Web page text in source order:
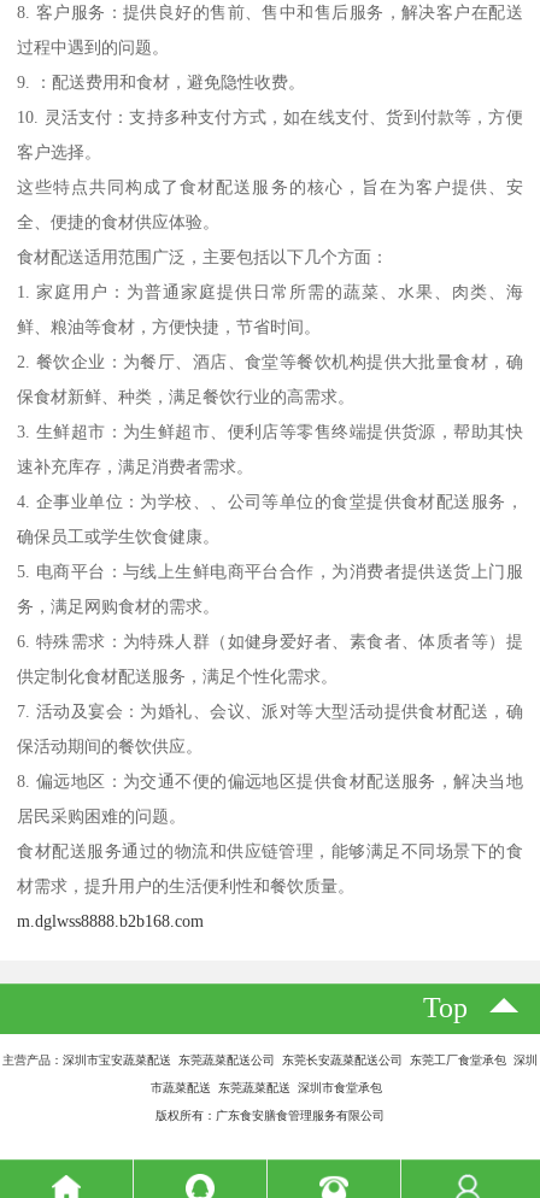
8. 客户服务：提供良好的售前、售中和售后服务，解决客户在配送
过程中遇到的问题。
9. ：配送费用和食材，避免隐性收费。
10. 灵活支付：支持多种支付方式，如在线支付、货到付款等，方便
客户选择。
这些特点共同构成了食材配送服务的核心，旨在为客户提供、安
全、便捷的食材供应体验。
食材配送适用范围广泛，主要包括以下几个方面：
1. 家庭用户：为普通家庭提供日常所需的蔬菜、水果、肉类、海
鲜、粮油等食材，方便快捷，节省时间。
2. 餐饮企业：为餐厅、酒店、食堂等餐饮机构提供大批量食材，确
保食材新鲜、种类，满足餐饮行业的高需求。
3. 生鲜超市：为生鲜超市、便利店等零售终端提供货源，帮助其快
速补充库存，满足消费者需求。
4. 企事业单位：为学校、、公司等单位的食堂提供食材配送服务，
确保员工或学生饮食健康。
5. 电商平台：与线上生鲜电商平台合作，为消费者提供送货上门服
务，满足网购食材的需求。
6. 特殊需求：为特殊人群（如健身爱好者、素食者、体质者等）提
供定制化食材配送服务，满足个性化需求。
7. 活动及宴会：为婚礼、会议、派对等大型活动提供食材配送，确
保活动期间的餐饮供应。
8. 偏远地区：为交通不便的偏远地区提供食材配送服务，解决当地
居民采购困难的问题。
食材配送服务通过的物流和供应链管理，能够满足不同场景下的食
材需求，提升用户的生活便利性和餐饮质量。
m.dglwss8888.b2b168.com
Top
主营产品：深圳市宝安蔬菜配送 东莞蔬菜配送公司 东莞长安蔬菜配送公司 东莞工厂食堂承包 深圳
市蔬菜配送 东莞蔬菜配送 深圳市食堂承包
版权所有：广东食安膳食管理服务有限公司